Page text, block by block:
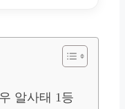
알사태 1등